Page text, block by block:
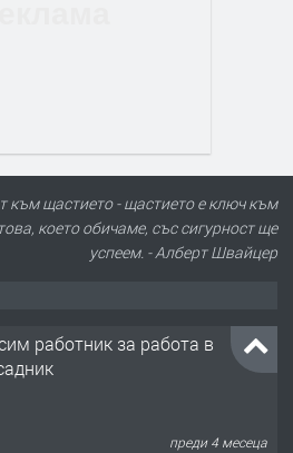
към щастието - щастието е ключ към
което обичаме, със сигурност ще
успеем. - Алберт Швайцер
работник за работа в
преди 4 месеца